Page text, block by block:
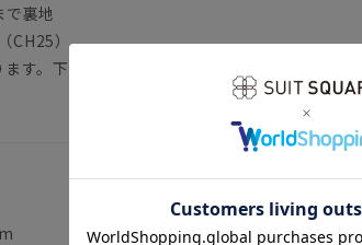
裏地
CH25）
す。下記のサイズ詳細を必ずご確認下さい。